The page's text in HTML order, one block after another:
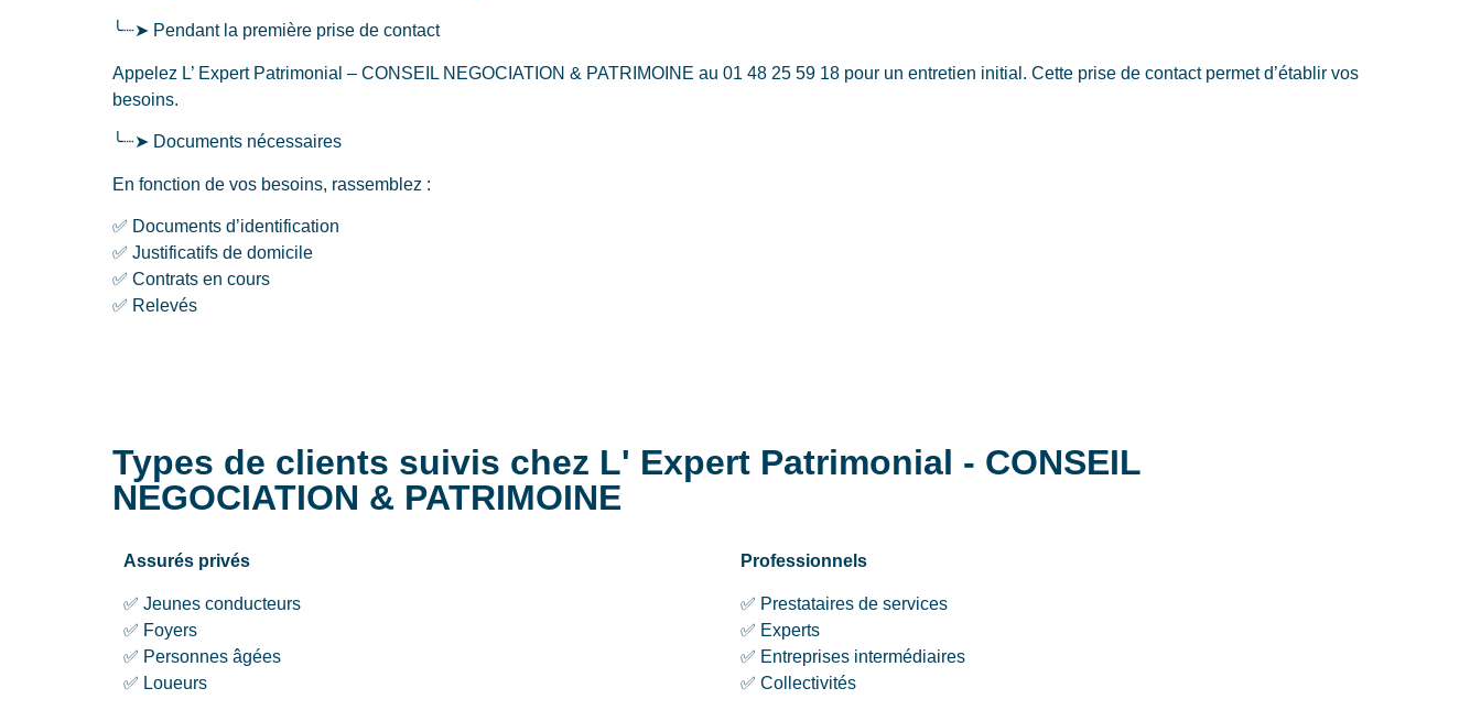
╰┈➤ Pendant la première prise de contact
Appelez L’ Expert Patrimonial – CONSEIL NEGOCIATION & PATRIMOINE au 01 48 25 59 18 pour un entretien initial. Cette prise de contact permet d’établir vos
besoins.
╰┈➤ Documents nécessaires
En fonction de vos besoins, rassemblez :
✅ Documents d’identification
✅ Justificatifs de domicile
✅ Contrats en cours
✅ Relevés
Types de clients suivis chez L' Expert Patrimonial - CONSEIL
NEGOCIATION & PATRIMOINE
Assurés privés
✅ Jeunes conducteurs
✅ Foyers
✅ Personnes âgées
✅ Loueurs
Professionnels
✅ Prestataires de services
✅ Experts
✅ Entreprises intermédiaires
✅ Collectivités